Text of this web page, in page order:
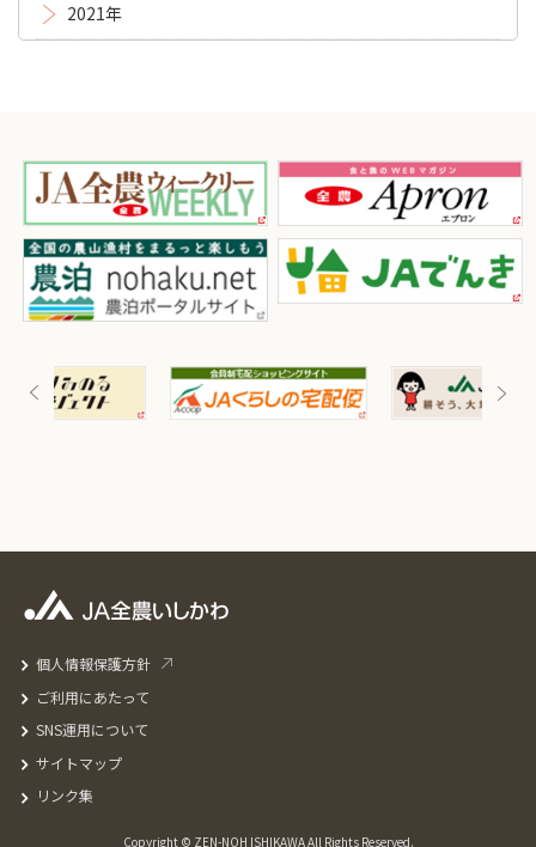
2021年
Copyright © ZEN-NOH ISHIKAWA All Rights Reserved.
個人情報保護方針
ご利用にあたって
SNS運用について
サイトマップ
リンク集